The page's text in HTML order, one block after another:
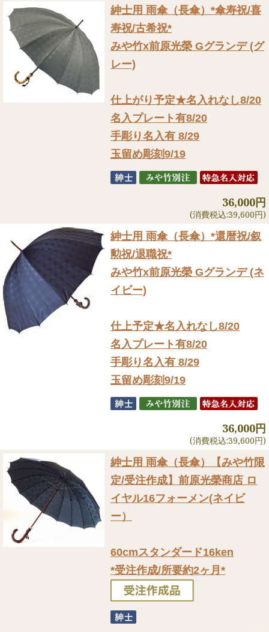
紳士用 雨傘（長傘） *傘寿祝/喜
寿祝/古希祝*
みや竹x前原光榮 Gグランデ (グ
レー)
仕上がり予定★名入れなし8/20
名入プレート有8/20
手彫り名入有 8/29
玉留め彫刻9/19
36,000円
(消費税込:39,600円)
紳士用 雨傘（長傘） *還暦祝/叙
勲祝/退職祝*
みや竹x前原光榮 Gグランデ (ネ
イビー)
仕上予定★名入れなし8/20
名入プレート有8/20
手彫り名入有 8/29
玉留め彫刻9/19
36,000円
(消費税込:39,600円)
紳士用 雨傘（長傘）
【みや竹限
定/受注作成】前原光榮商店 ロ
イヤル16フォーメン(ネイビ
ー）
60cmスタンダード16ken
*受注作成/所要約2ヶ月*